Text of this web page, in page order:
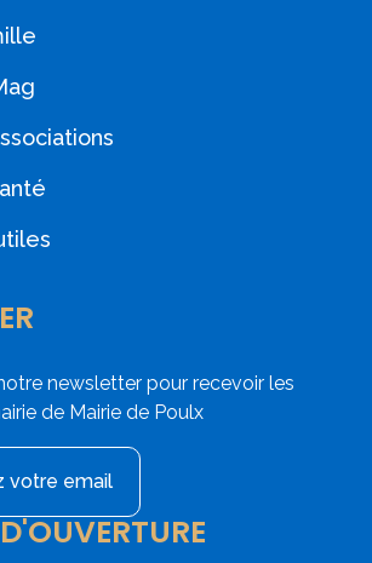
newsletter pour recevoir les
de Mairie de Poulx
votre email